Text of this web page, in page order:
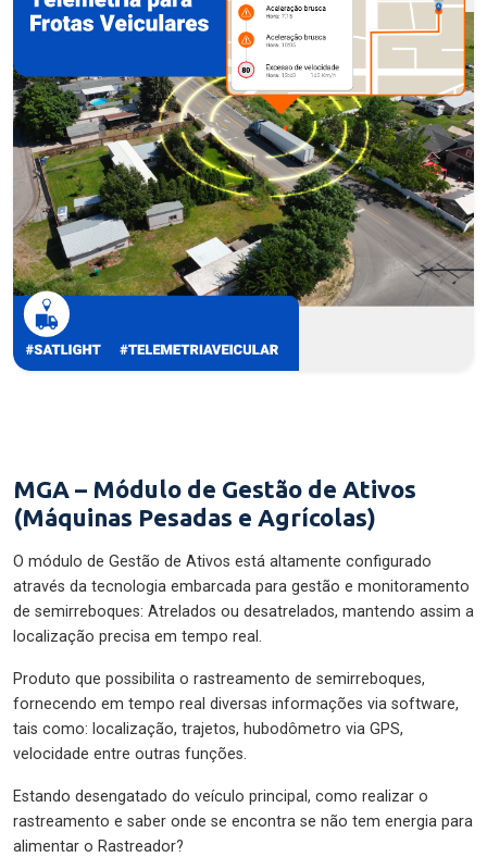
MGA – Módulo de Gestão de Ativos
(Máquinas Pesadas e Agrícolas)
O módulo de Gestão de Ativos está altamente configurado
através da tecnologia embarcada para gestão e monitoramento
de semirreboques: Atrelados ou desatrelados, mantendo assim a
localização precisa em tempo real.
Produto que possibilita o rastreamento de semirreboques,
fornecendo em tempo real diversas informações via software,
tais como: localização, trajetos, hubodômetro via GPS,
velocidade entre outras funções.
Estando desengatado do veículo principal, como realizar o
rastreamento e saber onde se encontra se não tem energia para
alimentar o Rastreador?